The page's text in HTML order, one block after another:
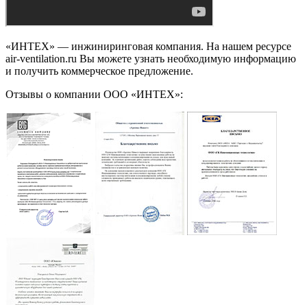
«ИНТЕХ» — инжиниринговая компания. На нашем ресурсе
air-ventilation.ru Вы можете узнать необходимую информацию
и получить коммерческое предложение.
Отзывы о компании ООО «ИНТЕХ»: